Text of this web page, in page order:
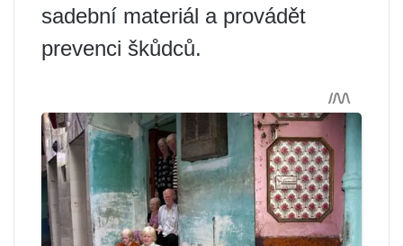
sadební materiál a provádět
prevenci škůdců.